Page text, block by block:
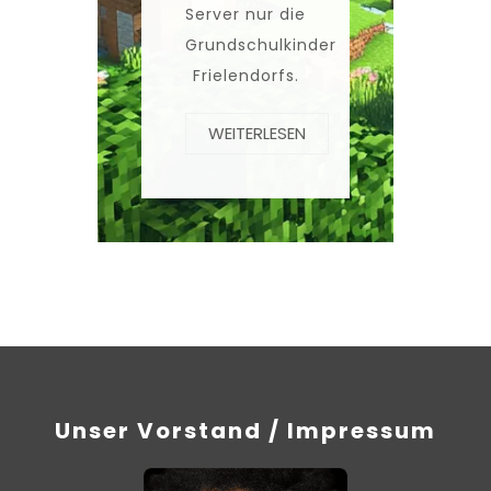
Server nur die
Grundschulkinder
Frielendorfs.
WEITERLESEN
Unser Vorstand / Impressum